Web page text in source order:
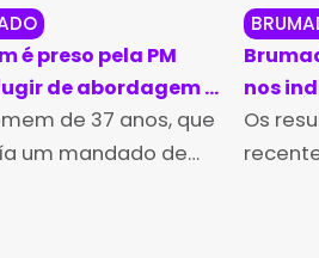
é preso pela PM
de abordagem e
em Brumado
de 37 anos, que
um mandado de
nos
Ideb
Os